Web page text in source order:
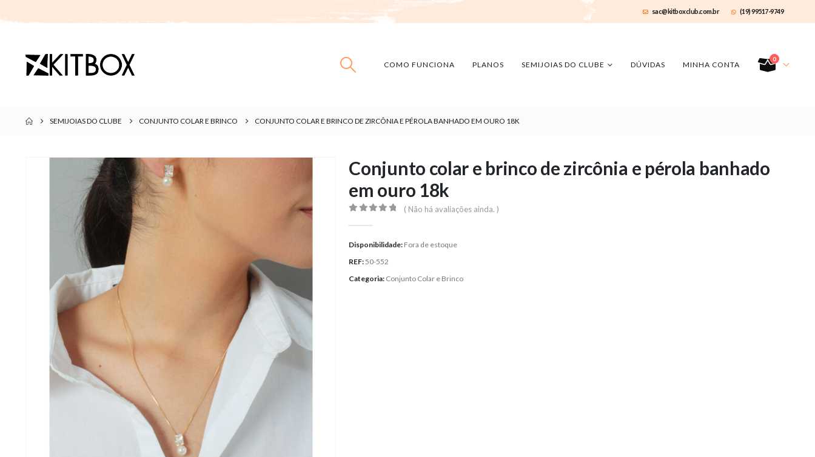
sac@kitboxclub.com.br (19) 99517-9749
COMO FUNCIONA PLANOS SEMIJOIAS DO CLUBE DÚVIDAS MINHA CONTA
0
SEMIJOIAS DO CLUBE CONJUNTO COLAR E BRINCO CONJUNTO COLAR E BRINCO DE ZIRCÔNIA E PÉROLA BANHADO EM OURO 18K
Conjunto colar e brinco de zircônia e pérola banhado
em ouro 18k
( Não há avaliações ainda. )
Disponibilidade: Fora de estoque
REF: 50-552
Categoria: Conjunto Colar e Brinco